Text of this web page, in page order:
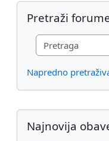
Preskoči Pretraži
Pretraži
Napredno
Dodatni
Preskoči Najnovija
Najnovija